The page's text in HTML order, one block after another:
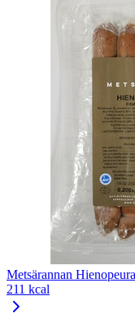
Metsärannan
211 kcal